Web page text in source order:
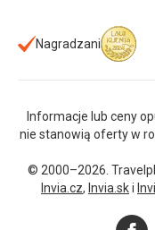
Nagradzani
Informacje lub ceny
nie stanowią oferty w
© 2000–2026.
Invia.cz, Invia.ski